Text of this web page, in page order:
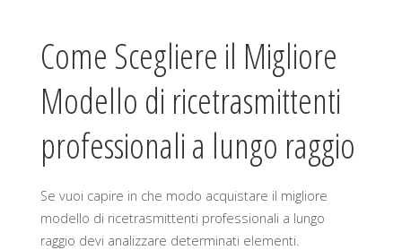
Come Scegliere il Migliore
Modello di ricetrasmittenti
professionali a lungo raggio
Se vuoi capire in che modo acquistare il migliore
modello di ricetrasmittenti professionali a lungo
raggio devi analizzare determinati elementi.